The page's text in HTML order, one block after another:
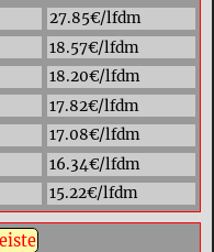
27.85€/lfdm
18.57€/lfdm
18.20€/lfdm
17.82€/lfdm
17.08€/lfdm
16.34€/lfdm
15.22€/lfdm